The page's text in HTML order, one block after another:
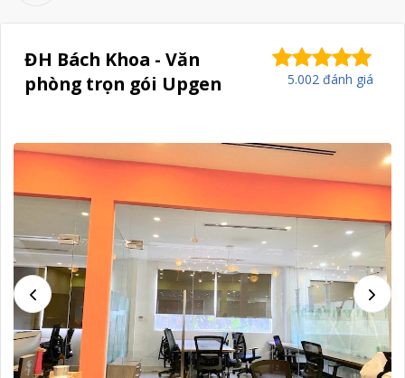
ĐH Bách Khoa - Văn
phòng trọn gói Upgen
5.002 đánh giá